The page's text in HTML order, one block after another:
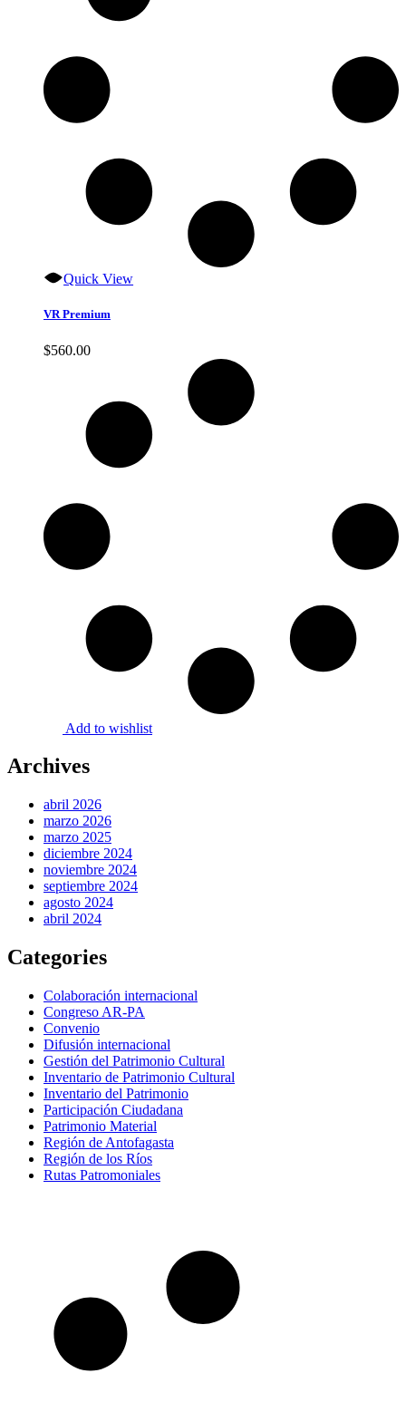
Quick View
VR Premium
$560.00
Add to wishlist
Archives
abril 2026
marzo 2026
marzo 2025
diciembre 2024
noviembre 2024
septiembre 2024
agosto 2024
abril 2024
Categories
Colaboración internacional
Congreso AR-PA
Convenio
Difusión internacional
Gestión del Patrimonio Cultural
Inventario de Patrimonio Cultural
Inventario del Patrimonio
Participación Ciudadana
Patrimonio Material
Región de Antofagasta
Región de los Ríos
Rutas Patromoniales